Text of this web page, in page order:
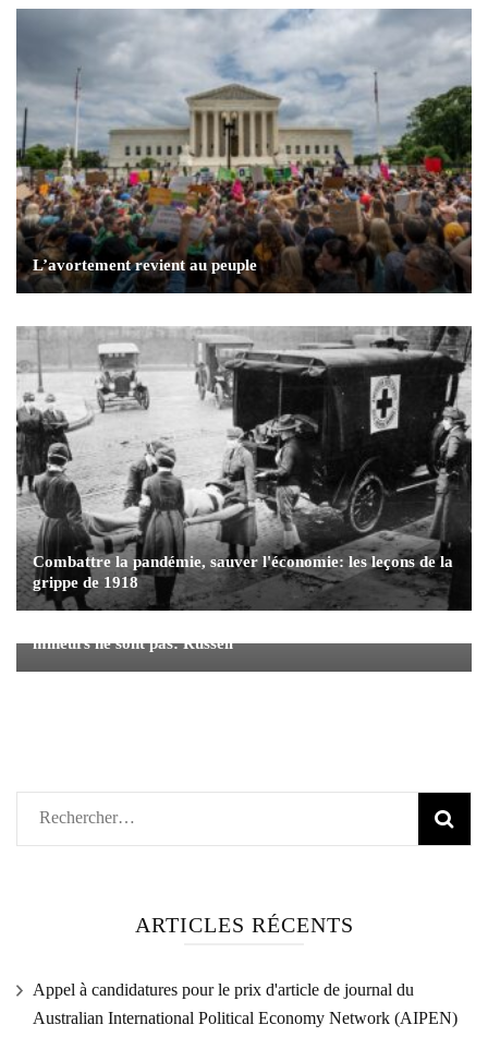
L’avortement revient au peuple
Combattre la pandémie, sauver l'économie: les leçons de la
grippe de 1918
mineurs ne sont pas: Russell
Rechercher :
ARTICLES RÉCENTS
Appel à candidatures pour le prix d'article de journal du
Australian International Political Economy Network (AIPEN)